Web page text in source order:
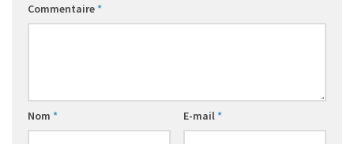
Commentaire*
Nom * E-mail*